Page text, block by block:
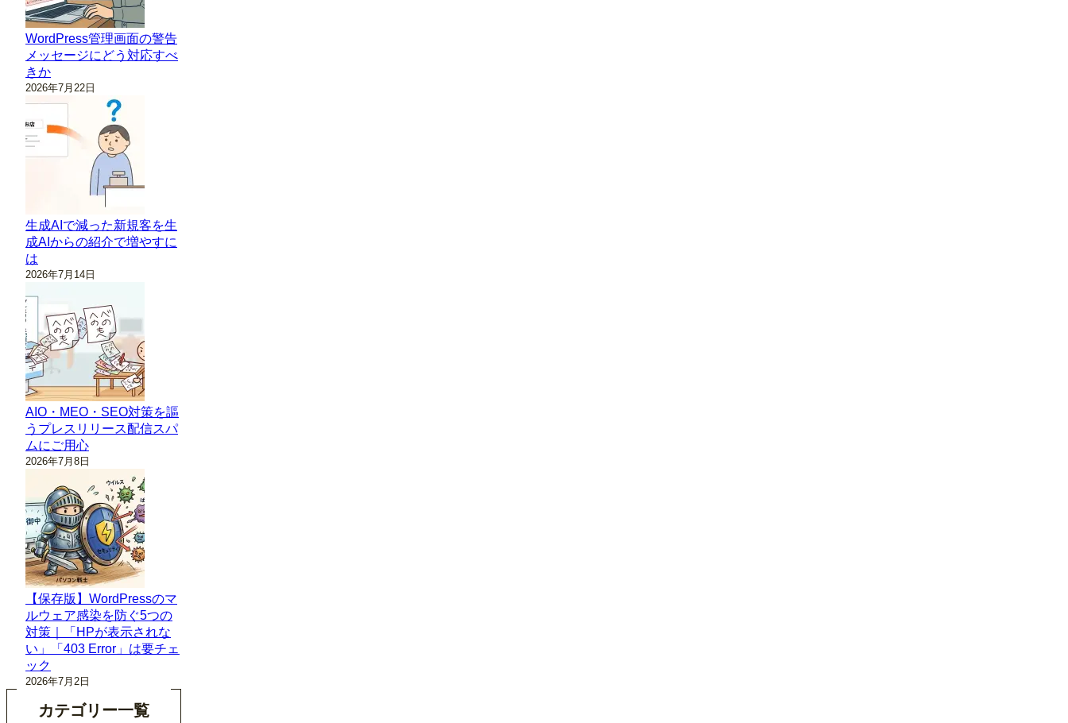
WordPress管理画面の警告
メッセージにどう対応すべ
きか
2026年7月22日
生成AIで減った新規客を生
成AIからの紹介で増やすに
は
2026年7月14日
AIO・MEO・SEO対策を謳
うプレスリリース配信スパ
ムにご用心
2026年7月8日
【保存版】WordPressのマ
ルウェア感染を防ぐ5つの
対策｜「HPが表示されな
い」「403 Error」は要チェ
ック
2026年7月2日
カテゴリー一覧